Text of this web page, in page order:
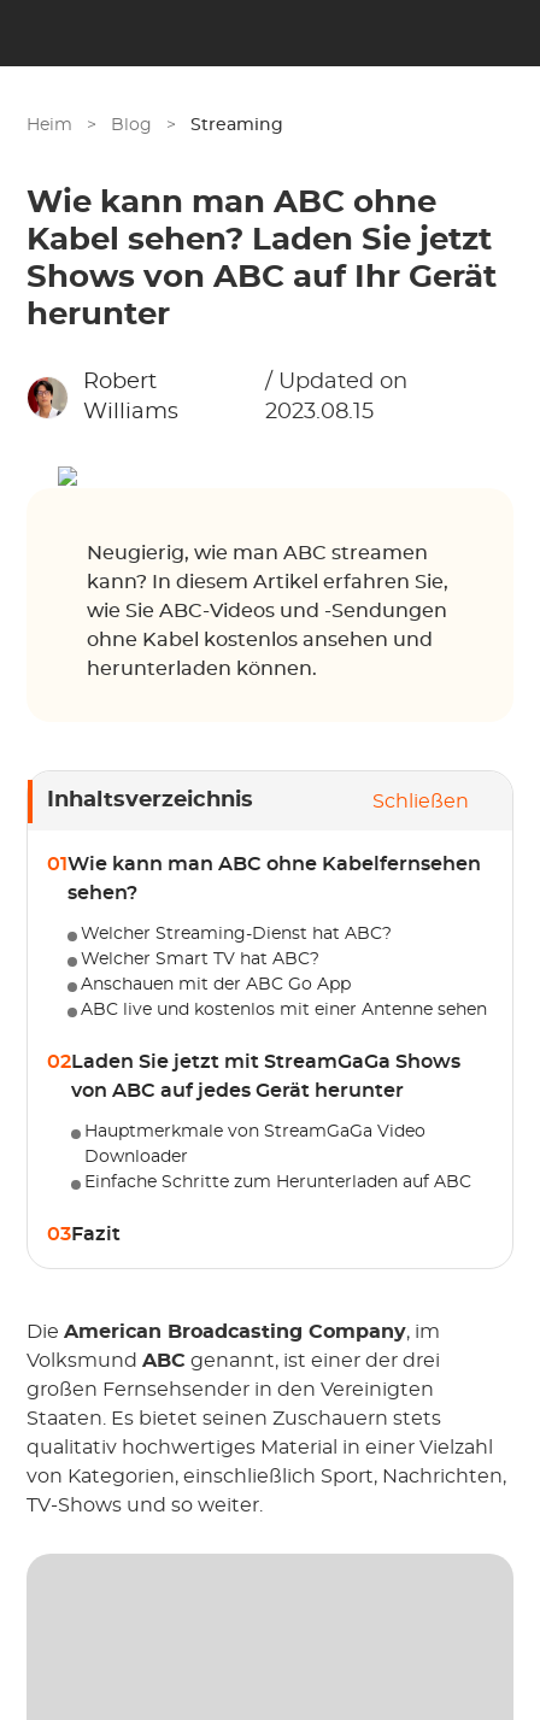
Heim > Blog > Streaming
Wie kann man ABC ohne
Kabel sehen? Laden Sie jetzt
Shows von ABC auf Ihr Gerät
herunter
Robert
Williams
/ Updated on
2023.08.15
Neugierig, wie man ABC streamen
kann? In diesem Artikel erfahren Sie,
wie Sie ABC-Videos und -Sendungen
ohne Kabel kostenlos ansehen und
herunterladen können.
Inhaltsverzeichnis Schließen
01Wie kann man ABC ohne Kabelfernsehen
sehen?
Welcher Streaming-Dienst hat ABC?
Welcher Smart TV hat ABC?
Anschauen mit der ABC Go App
ABC live und kostenlos mit einer Antenne sehen
02Laden Sie jetzt mit StreamGaGa Shows
von ABC auf jedes Gerät herunter
Hauptmerkmale von StreamGaGa Video
Downloader
Einfache Schritte zum Herunterladen auf ABC
03Fazit
DieAmerican Broadcasting Company, im
VolksmundABC genannt, ist einer der drei
großen Fernsehsender in den Vereinigten
Staaten. Es bietet seinen Zuschauern stets
qualitativ hochwertiges Material in einer Vielzahl
von Kategorien, einschließlich Sport, Nachrichten,
TV-Shows und so weiter.